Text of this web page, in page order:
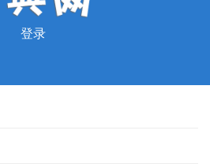
登录